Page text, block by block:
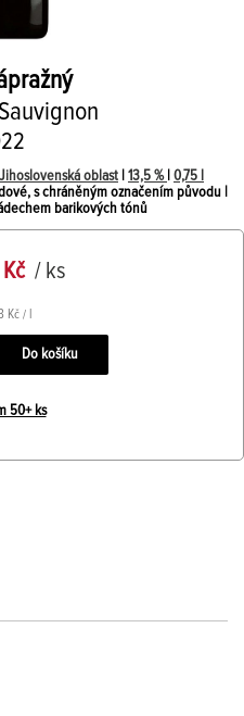
Jihoslovenská oblast 13,5 % 0,75 l
s chráněným označením původu |
barikových tónů
Kč / ks
Kč / l
50+ ks